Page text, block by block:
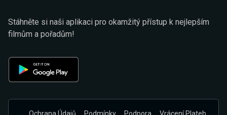
Stáhněte si naši aplikaci pro okamžitý přístup k nejlepším
filmům a pořadům!